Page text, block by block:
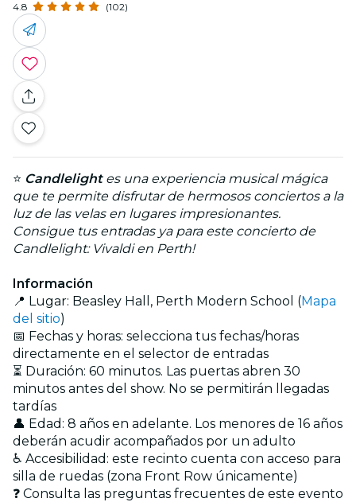
4.8 (102)
⭐ Candlelightes una experiencia musical mágica
que te permite disfrutar de hermosos conciertos a la
luz de las velas en lugares impresionantes.
Consigue tus entradas ya para este concierto de
Candlelight: Vivaldi en Perth!
Información
📍 Lugar: Beasley Hall, Perth Modern School (Mapa
del sitio)
📅 Fechas y horas: selecciona tus fechas/horas
directamente en el selector de entradas
⏳ Duración: 60 minutos. Las puertas abren 30
minutos antes del show. No se permitirán llegadas
tardías
👤 Edad: 8 años en adelante. Los menores de 16 años
deberán acudir acompañados por un adulto
♿ Accesibilidad: este recinto cuenta con acceso para
silla de ruedas (zona Front Row únicamente)
❓ Consulta las preguntas frecuentes de este evento